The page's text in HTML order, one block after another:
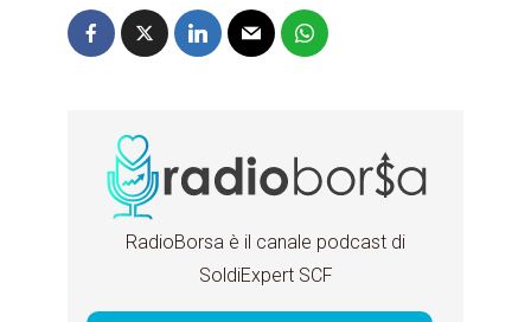
RadioBorsa è il canale podcast di
SoldiExpert SCF